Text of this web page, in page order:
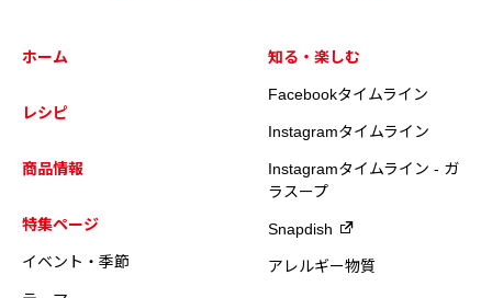
ホーム
レシピ
商品情報
特集ページ
イベント・季節
知る・楽しむ
Facebookタイムライン
Instagramタイムライン
Instagramタイムライン - ガ
ラスープ
Snapdish
アレルギー物質